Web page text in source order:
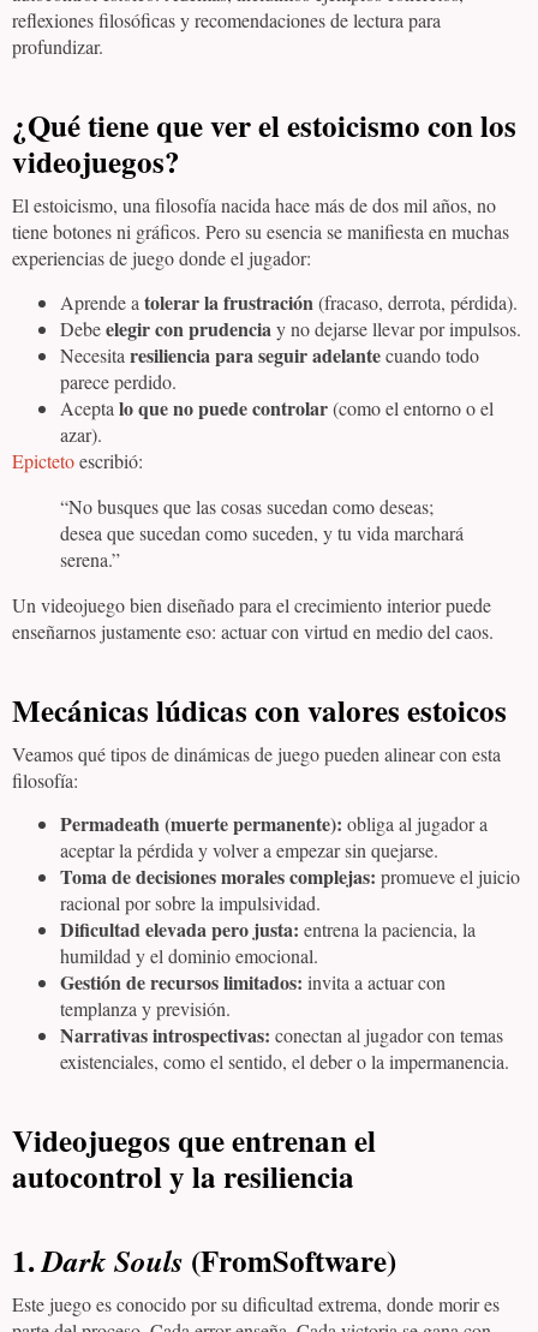
reflexiones filosóficas y recomendaciones de lectura para
profundizar.
¿Qué tiene que ver el estoicismo con los
videojuegos?
El estoicismo, una filosofía nacida hace más de dos mil años, no
tiene botones ni gráficos. Pero su esencia se manifiesta en muchas
experiencias de juego donde el jugador:
Aprende a tolerar la frustración(fracaso, derrota, pérdida).
Debeelegir con prudenciay no dejarse llevar por impulsos.
Necesita resiliencia para seguir adelantecuando todo
parece perdido.
Acepta lo que no puede controlar(como el entorno o el
azar).
Epictetoescribió:
“No busques que las cosas sucedan como deseas;
desea que sucedan como suceden, y tu vida marchará
serena.”
Un videojuego bien diseñado para el crecimiento interior puede
enseñarnos justamente eso: actuar con virtud en medio del caos.
Mecánicas lúdicas con valores estoicos
Veamos qué tipos de dinámicas de juego pueden alinear con esta
filosofía:
Permadeath (muerte permanente): obliga al jugador a
aceptar la pérdida y volver a empezar sin quejarse.
Toma de decisiones morales complejas: promueve el juicio
racional por sobre la impulsividad.
Dificultad elevada pero justa: entrena la paciencia, la
humildad y el dominio emocional.
Gestión de recursos limitados: invita a actuar con
templanza y previsión.
Narrativas introspectivas: conectan al jugador con temas
existenciales, como el sentido, el deber o la impermanencia.
Videojuegos que entrenan el
autocontrol y la resiliencia
1.Dark Souls (FromSoftware)
Este juego es conocido por su dificultad extrema, donde morir es